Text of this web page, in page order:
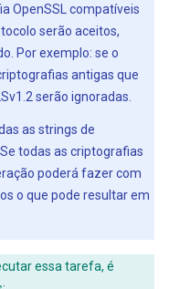
OpenSSL compatíveis
serão aceitos,
Por exemplo: se o
antigas que
serão ignoradas.
as strings de
todas as criptografias
poderá fazer com
o que pode resultar em
essa tarefa, é